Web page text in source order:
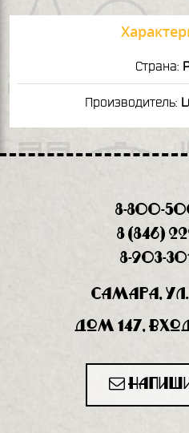
Страна:
Производитель:
8-800-
8 (846)
8-903-
Самара,
дом 147,